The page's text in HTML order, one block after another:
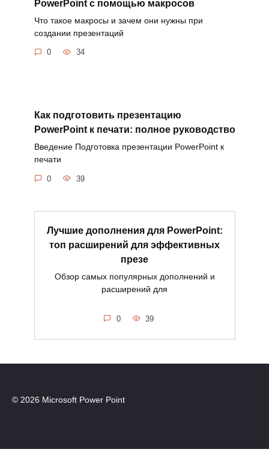
PowerPoint с помощью макросов
Что такое макросы и зачем они нужны при
создании презентаций
0 34
Как подготовить презентацию
PowerPoint к печати: полное руководство
Введение Подготовка презентации PowerPoint к
печати
0 39
Лучшие дополнения для PowerPoint:
топ расширений для эффективных
презе
Обзор самых популярных дополнений и
расширений для
0 39
© 2026 Microsoft Power Point